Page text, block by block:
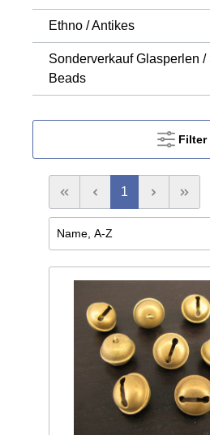
Ethno / Antikes
Sonderverkauf Glasperlen
Beads
Filter
1